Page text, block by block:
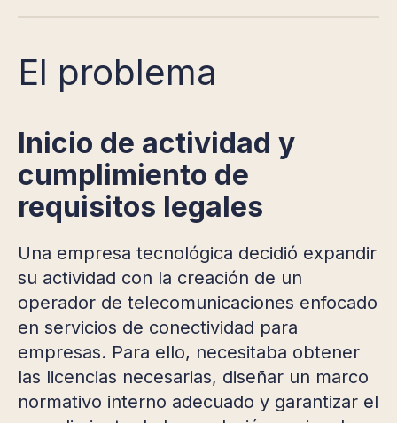
El problema
Inicio de actividad y
cumplimiento de
requisitos legales
Una empresa tecnológica decidió expandir
su actividad con la creación de un
operador de telecomunicaciones enfocado
en servicios de conectividad para
empresas. Para ello, necesitaba obtener
las licencias necesarias, diseñar un marco
normativo interno adecuado y garantizar el